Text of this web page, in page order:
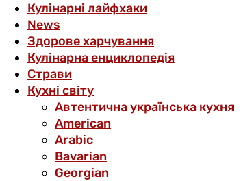
Кулінарні лайфхаки
News
Здорове харчування
Кулінарна енциклопедія
Страви
Кухні світу
Автентична українська кухня
American
Arabic
Bavarian
Georgian